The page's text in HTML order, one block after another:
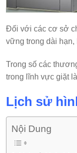
Đối với các cơ sở
vững trong dài
Trong số các
trong lĩnh vực giặt
Lịch sử
Nội Dung